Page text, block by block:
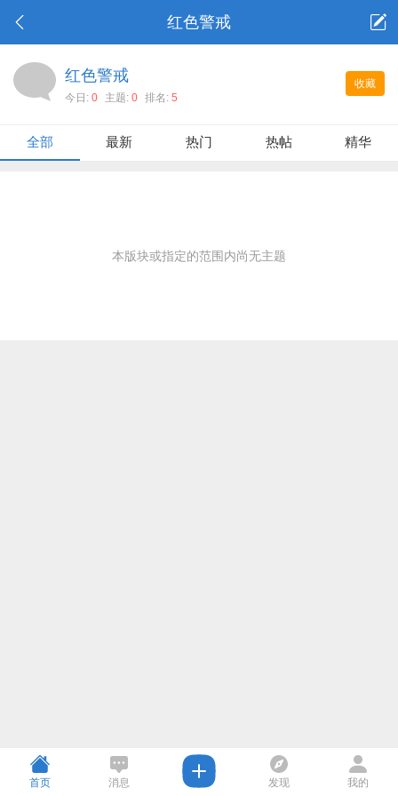
红色警戒
收藏
红色警戒
今日: 0 主题: 0 排名: 5
全部 最新 热门 热帖 精华
本版块或指定的范围内尚无主题
首页 消息 发现 我的